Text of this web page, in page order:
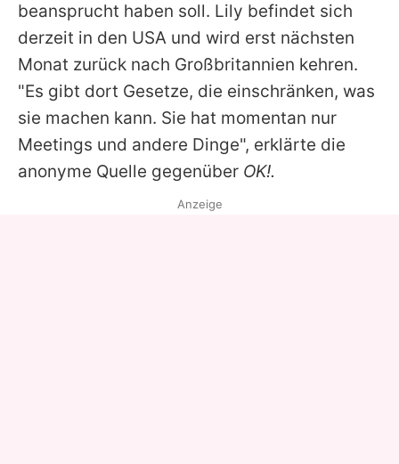
Redaktionelle Richtlinien
Impressum
Datenschutzerklärung
Nutzungsbedingungen
Utiq verwalten
beansprucht haben soll. Lily befindet sich
derzeit in den USA und wird erst nächsten
Monat zurück nach Großbritannien kehren.
"Es gibt dort Gesetze, die einschränken, was
sie machen kann. Sie hat momentan nur
Meetings und andere Dinge", erklärte die
anonyme Quelle gegenüber OK!.
Anzeige